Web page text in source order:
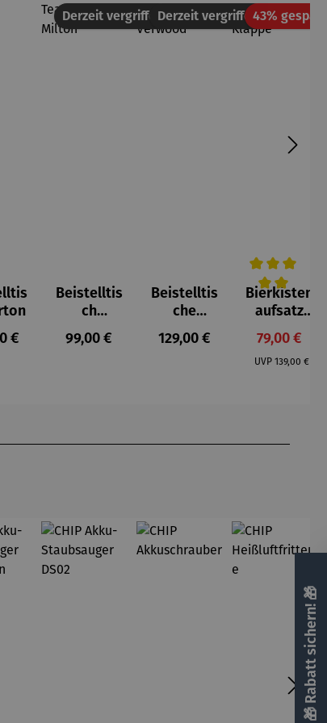
Preis:
€
Derzeit vergriffen
Beistelltis
ch
Teakholz
rund –
Regulärer Preis:
99,00 €
Derzeit vergriffen
Beistelltis
che
Teakholz –
Verwood
Regulärer Preis:
129,00 €
43% gespart
Bierkisten
aufsatz
Teak mit
Klappe
79,00 €
UVP Regulärer
139,00 €
🎁 Rabatt sichern! 🎁